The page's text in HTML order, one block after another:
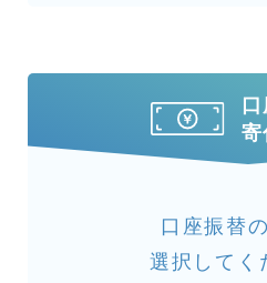
口座振替
選択してく